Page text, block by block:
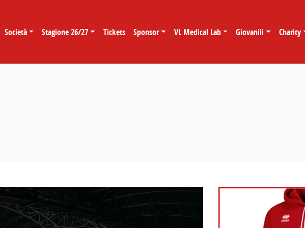
Società Stagione 26/27 Tickets Sponsor VL Medical Lab Giovanili Charity